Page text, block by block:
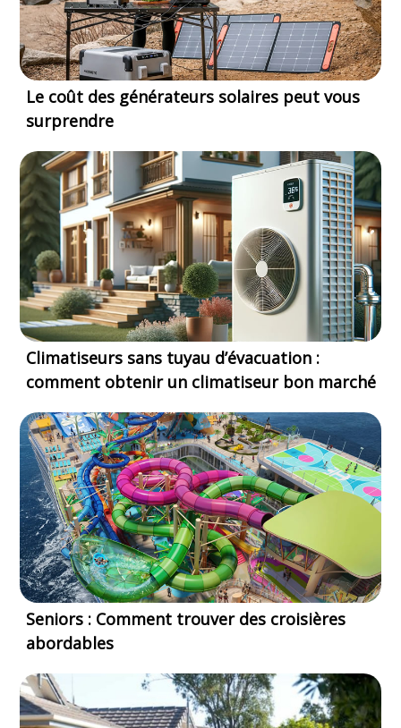
Le coût des générateurs solaires peut vous
surprendre
Climatiseurs sans tuyau d’évacuation :
comment obtenir un climatiseur bon marché
Seniors : Comment trouver des croisières
abordables